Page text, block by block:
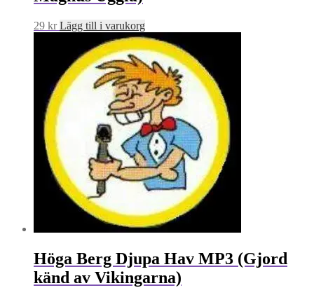
29 kr Lägg till i varukorg
Höga Berg Djupa Hav MP3 (Gjord
känd av Vikingarna)